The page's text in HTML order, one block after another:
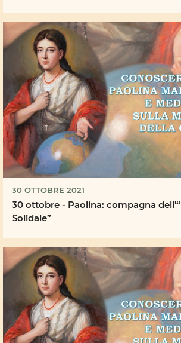
30 OTTOBRE 2021
30 ottobre - Paolina: compagna
Solidale”